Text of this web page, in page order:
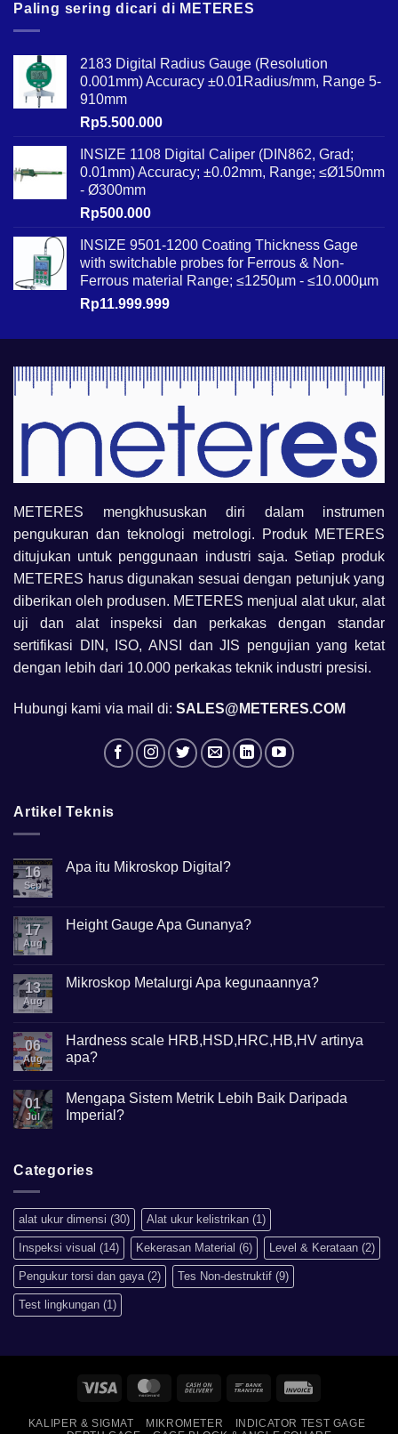
Paling sering dicari di METERES
2183 Digital Radius Gauge (Resolution
0.001mm) Accuracy ±0.01Radius/mm, Range 5-
910mm
Rp5.500.000
INSIZE 1108 Digital Caliper (DIN862, Grad;
0.01mm) Accuracy; ±0.02mm, Range; ≤Ø150mm
- Ø300mm
Rp500.000
INSIZE 9501-1200 Coating Thickness Gage
with switchable probes for Ferrous & Non-
Ferrous material Range; ≤1250µm - ≤10.000µm
Rp11.999.999
METERES mengkhususkan diri dalam instrumen
pengukuran dan teknologi metrologi. Produk METERES
ditujukan untuk penggunaan industri saja. Setiap produk
METERES harus digunakan sesuai dengan petunjuk yang
diberikan oleh produsen. METERES menjual alat ukur, alat
uji dan alat inspeksi dan perkakas dengan standar
sertifikasi DIN, ISO, ANSI dan JIS pengujian yang ketat
dengan lebih dari 10.000 perkakas teknik industri presisi.
Hubungi kami via mail di: SALES@METERES.COM
Artikel Teknis
16
Sep
Apa itu Mikroskop Digital?
Apa
itu
17
Aug
Height Gauge Apa Gunanya?
Height
Gauge
13
Aug
Mikroskop Metalurgi Apa kegunaannya?
Mikroskop
Metalurgi
Apa
06
Aug
Hardness scale HRB,HSD,HRC,HB,HV artinya
apa?
on
Hardness
scale
01
Jul
Mengapa Sistem Metrik Lebih Baik Daripada
Imperial?
Mengapa
Sistem
Baik
Daripada
Imperial?
Categories
alat ukur dimensi (30) Alat ukur kelistrikan (1)
Inspeksi visual (14) Kekerasan Material (6) Level & Kerataan (2)
Pengukur torsi dan gaya(2) Tes Non-destruktif (9)
Test lingkungan (1)
Visa MasterCardCash
Delivery
Bank
KALIPER & SIGMAT MIKROMETER
INDICATOR TEST GAGE